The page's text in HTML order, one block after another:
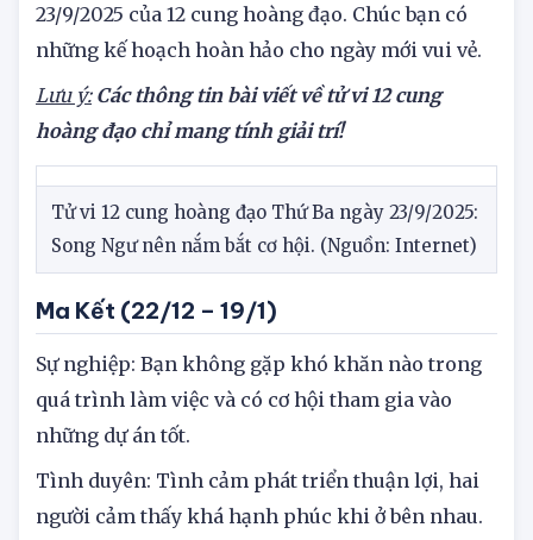
23/9/2025 của 12 cung hoàng đạo. Chúc bạn có
những kế hoạch hoàn hảo cho ngày mới vui vẻ.
Lưu ý: Các thông tin bài viết về tử vi 12 cung
hoàng đạo chỉ mang tính giải trí!
Tử vi 12 cung hoàng đạo Thứ Ba ngày 23/9/2025:
Song Ngư nên nắm bắt cơ hội. (Nguồn: Internet)
Ma Kết (22/12 – 19/1)
Sự nghiệp: Bạn không gặp khó khăn nào trong
quá trình làm việc và có cơ hội tham gia vào
những dự án tốt.
Tình duyên: Tình cảm phát triển thuận lợi, hai
người cảm thấy khá hạnh phúc khi ở bên nhau.